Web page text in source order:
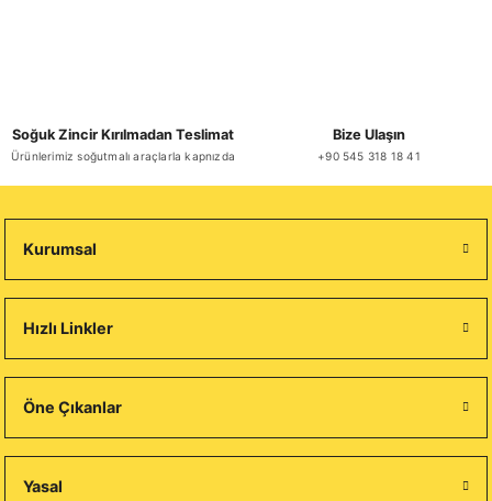
Soğuk Zincir Kırılmadan Teslimat
Ürünlerimiz soğutmalı araçlarla kapnızda
Bize Ulaşın
+90 545 318 18 41
Kurumsal
Hızlı Linkler
Öne Çıkanlar
Yasal